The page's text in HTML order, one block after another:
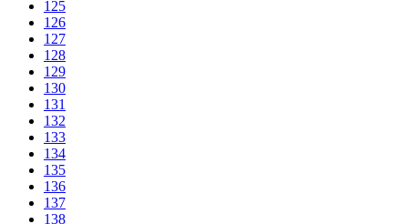
125
126
127
128
129
130
131
132
133
134
135
136
137
138